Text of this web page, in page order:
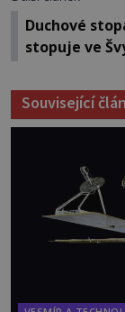
Duchové
stopuje ve
Související